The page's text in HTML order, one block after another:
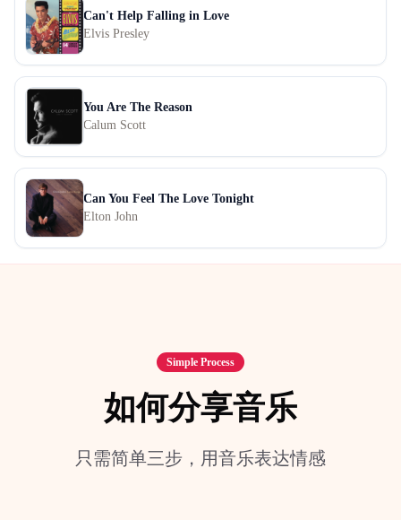
Can't Help Falling in Love
Elvis Presley
You Are The Reason
Calum Scott
Can You Feel The Love Tonight
Elton John
Simple Process
如何分享音乐
只需简单三步，用音乐表达情感